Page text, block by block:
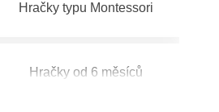
Hračky typu Montessori
Hračky od 6 měsíců